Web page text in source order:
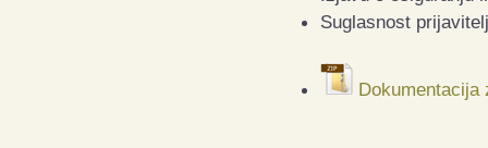
Suglasnost
Dokumentacija